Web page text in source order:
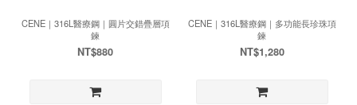
CENE｜316L醫療鋼｜圓片交錯疊層項
鍊
NT$880
CENE｜316L醫療鋼｜多功能長珍珠項
鍊
NT$1,280